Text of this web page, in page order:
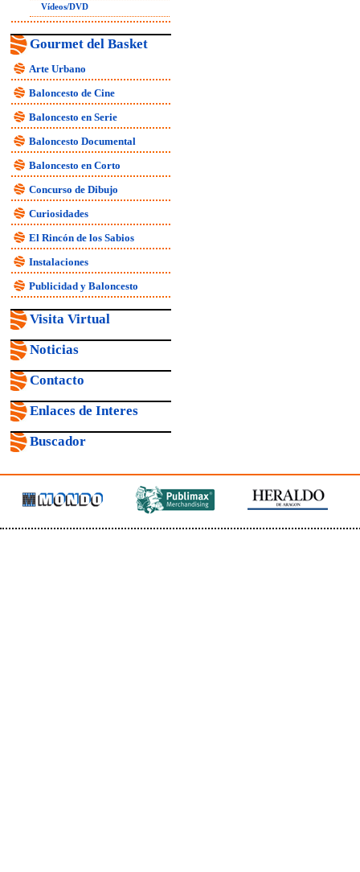
Vídeos/DVD
Gourmet del Basket
Arte Urbano
Baloncesto de Cine
Baloncesto en Serie
Baloncesto Documental
Baloncesto en Corto
Concurso de Dibujo
Curiosidades
El Rincón de los Sabios
Instalaciones
Publicidad y Baloncesto
Visita Virtual
Noticias
Contacto
Enlaces de Interes
Buscador